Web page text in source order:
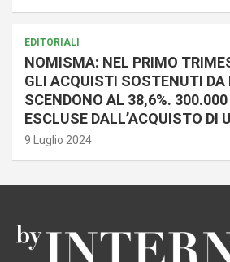
EDITORIALI
NOMISMA: NEL PRIMO
GLI ACQUISTI SOSTENUTI DA
SCENDONO AL 38,6%.
ESCLUSE DALL’ACQUISTO DI
9 Luglio 2024